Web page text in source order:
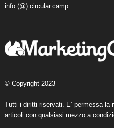
info (@) circular.camp
© Copyright 2023
Tutti i diritti riservati. E’ permessa la
articoli con qualsiasi mezzo a